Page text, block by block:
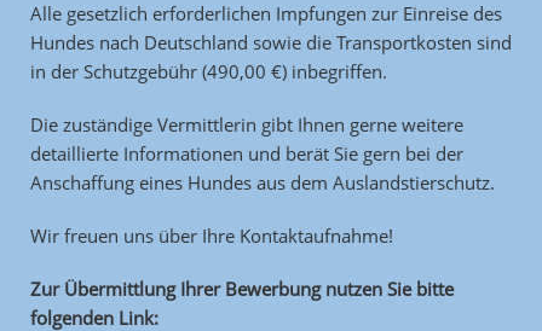
Alle gesetzlich erforderlichen Impfungen zur Einreise des
Hundes nach Deutschland sowie die Transportkosten sind
in der Schutzgebühr (490,00 €) inbegriffen.
Die zuständige Vermittlerin gibt Ihnen gerne weitere
detaillierte Informationen und berät Sie gern bei der
Anschaffung eines Hundes aus dem Auslandstierschutz.
Wir freuen uns über Ihre Kontaktaufnahme!
Zur Übermittlung Ihrer Bewerbung nutzen Sie bitte
folgenden Link: